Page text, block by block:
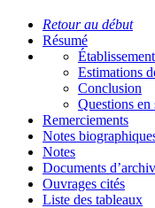
Retour au début
Résumé
Estimations
Conclusion
Questions en
Remerciements
Notes
Notes
Documents
Ouvrages cités
Liste des tableaux